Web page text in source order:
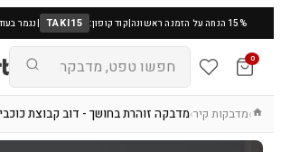
15% הנחה על הזמנה ראשונה |קוד קופון: TAKI15
|נגמר
0
›מדבקות קיר›מדבקה זוהרת בחושך - דוב קבוצת